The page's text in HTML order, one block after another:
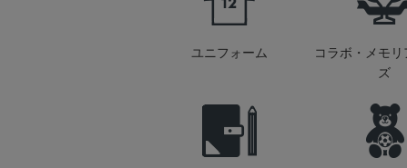
ユニフォーム
コラボ・メモリ
ズ